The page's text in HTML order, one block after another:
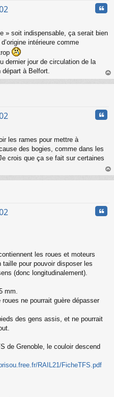
» soit indispensable, ça serait bien
intérieure comme
dernier jour de circulation de la
à Belfort.
au
les rames pour mettre à
des bogies, comme dans les
crois que ça se fait sur certaines
au
les roues et moteurs
pour pouvoir disposer les
(donc longitudinalement).
mm.
ne pourrait guère dépasser
des gens assis, et ne pourrait
de Grenoble, le couloir descend
RAIL21/FicheTFS.pdf